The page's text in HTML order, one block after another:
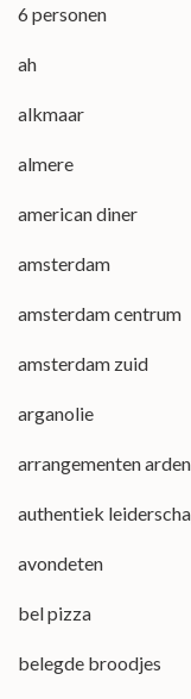
6 personen
ah
alkmaar
almere
american diner
amsterdam
amsterdam centrum
amsterdam zuid
arganolie
arrangementen
authentiek
avondeten
bel pizza
belegde broodjes